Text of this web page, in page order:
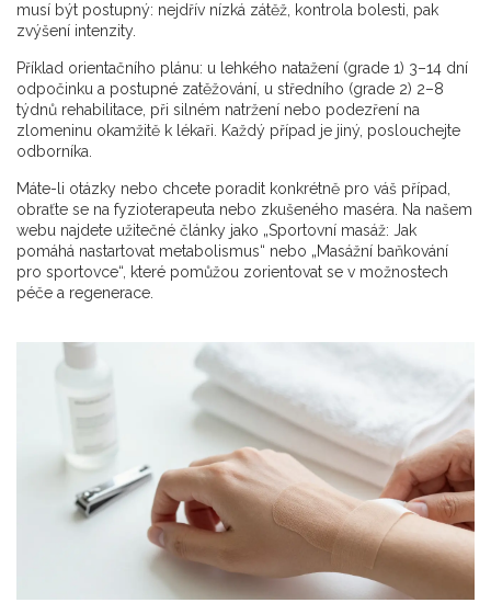
musí být postupný: nejdřív nízká zátěž, kontrola bolesti, pak
zvýšení intenzity.
Příklad orientačního plánu: u lehkého natažení (grade 1) 3–14 dní
odpočinku a postupné zatěžování, u středního (grade 2) 2–8
týdnů rehabilitace, při silném natržení nebo podezření na
zlomeninu okamžitě k lékaři. Každý případ je jiný, poslouchejte
odborníka.
Máte-li otázky nebo chcete poradit konkrétně pro váš případ,
obraťte se na fyzioterapeuta nebo zkušeného maséra. Na našem
webu najdete užitečné články jako „Sportovní masáž: Jak
pomáhá nastartovat metabolismus“ nebo „Masážní baňkování
pro sportovce“, které pomůžou zorientovat se v možnostech
péče a regenerace.